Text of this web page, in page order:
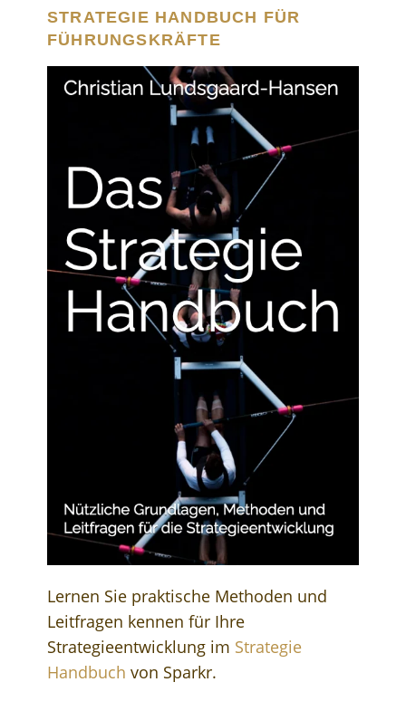
STRATEGIE HANDBUCH FÜR
FÜHRUNGSKRÄFTE
Lernen Sie praktische Methoden und
Leitfragen kennen für Ihre
Strategieentwicklung im Strategie
Handbuch von Sparkr.